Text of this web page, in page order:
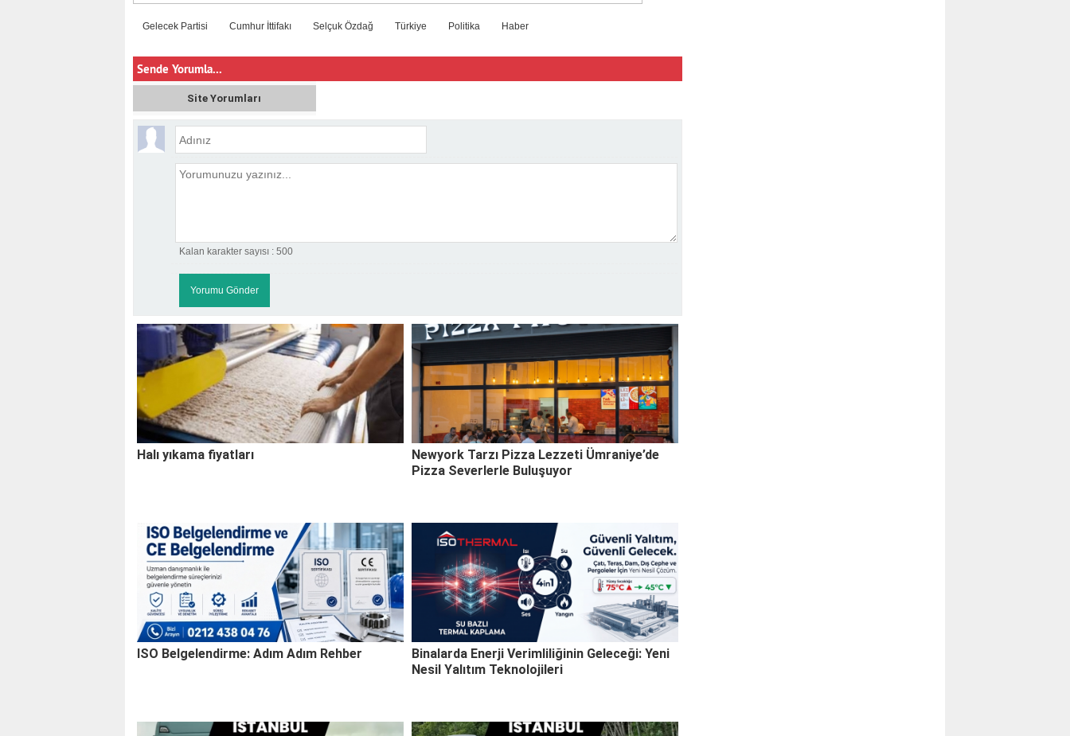
Gelecek Partisi Cumhur İttifakı Selçuk Özdağ Türkiye Politika Haber
Sende Yorumla...
Site Yorumları
Kalan karakter sayısı : 500
Halı yıkama fiyatları
Newyork Tarzı Pizza Lezzeti Ümraniye’de
Pizza Severlerle Buluşuyor
ISO Belgelendirme: Adım Adım Rehber
Binalarda Enerji Verimliliğinin Geleceği: Yeni
Nesil Yalıtım Teknolojileri